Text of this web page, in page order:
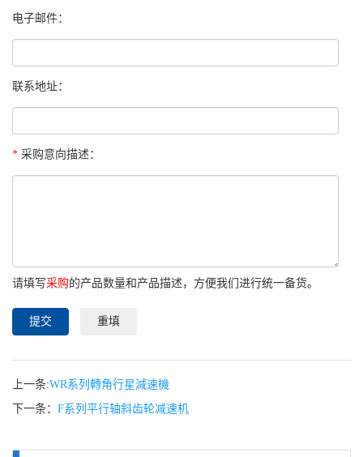
电子邮件：
联系地址：
* 采购意向描述：
请填写采购的产品数量和产品描述，方便我们进行统一备货。
提交 重填
上一条:WR系列轉角行星減速機
下一条： F系列平行轴斜齿轮减速机